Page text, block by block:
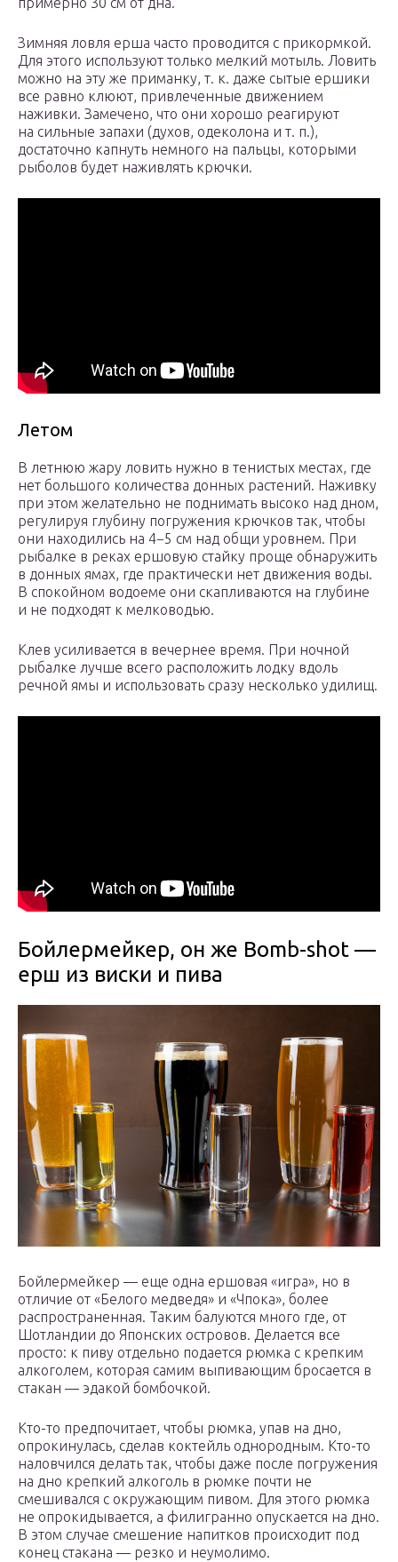
Зимняя ловля ерша часто проводится с прикормкой.
Для этого используют только мелкий мотыль. Ловить
можно на эту же приманку, т. к. даже сытые ершики
все равно клюют, привлеченные движением
наживки. Замечено, что они хорошо реагируют
на сильные запахи (духов, одеколона и т. п.),
достаточно капнуть немного на пальцы, которыми
рыболов будет наживлять крючки.
Летом
В летнюю жару ловить нужно в тенистых местах, где
нет большого количества донных растений. Наживку
при этом желательно не поднимать высоко над дном,
регулируя глубину погружения крючков так, чтобы
они находились на 4−5 см над общи уровнем. При
рыбалке в реках ершовую стайку проще обнаружить
в донных ямах, где практически нет движения воды.
В спокойном водоеме они скапливаются на глубине
и не подходят к мелководью.
Клев усиливается в вечернее время. При ночной
рыбалке лучше всего расположить лодку вдоль
речной ямы и использовать сразу несколько удилищ.
Бойлермейкер, он же Bomb-shot —
ерш из виски и пива
Бойлермейкер — еще одна ершовая «игра», но в
отличие от «Белого медведя» и «Чпока», более
распространенная. Таким балуются много где, от
Шотландии до Японских островов. Делается все
просто: к пиву отдельно подается рюмка с крепким
алкоголем, которая самим выпивающим бросается в
стакан — эдакой бомбочкой.
Кто-то предпочитает, чтобы рюмка, упав на дно,
опрокинулась, сделав коктейль однородным. Кто-то
наловчился делать так, чтобы даже после погружения
на дно крепкий алкоголь в рюмке почти не
смешивался с окружающим пивом. Для этого рюмка
не опрокидывается, а филигранно опускается на дно.
В этом случае смешение напитков происходит под
конец стакана — резко и неумолимо.